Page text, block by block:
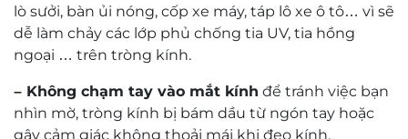
lò sưởi, bàn ủi nóng, cốp xe máy, táp lô xe ô tô… vì sẽ
dễ làm chảy các lớp phủ chống tia UV, tia hồng
ngoại … trên tròng kính.
– Không chạm tay vào mắt kính để tránh việc bạn
nhìn mờ, tròng kính bị bám dầu từ ngón tay hoặc
gây cảm giác không thoải mái khi đeo kính.